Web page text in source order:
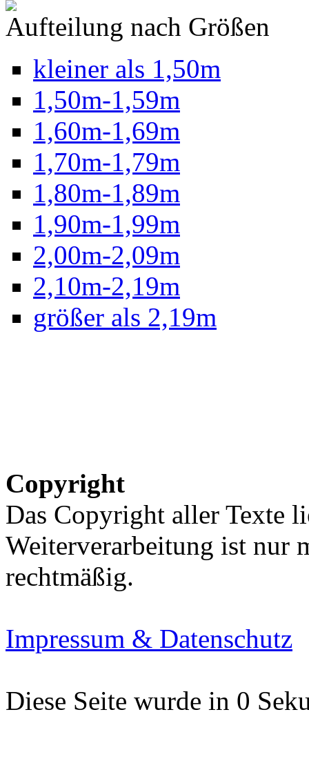
Aufteilung nach Größen
kleiner als 1,50m
1,50m-1,59m
1,60m-1,69m
1,70m-1,79m
1,80m-1,89m
1,90m-1,99m
2,00m-2,09m
2,10m-2,19m
größer als 2,19m
Copyright
Das Copyright aller Texte
Weiterverarbeitung ist nur
rechtmäßig.
Impressum & Datenschutz
Diese Seite wurde in 0